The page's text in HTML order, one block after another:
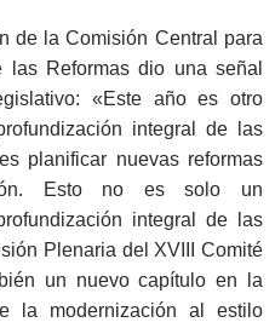
de la Comisión Central para
las Reformas dio una señal
«Este año es otro
integral de las
planificar nuevas reformas
Esto no es solo un
integral de las
Plenaria del XVIII Comité
un nuevo capítulo en la
la modernización al estilo